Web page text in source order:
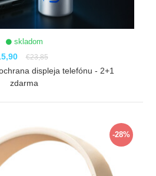
skladom
€23,85
displeja telefónu - 2+1
zdarma
-28%